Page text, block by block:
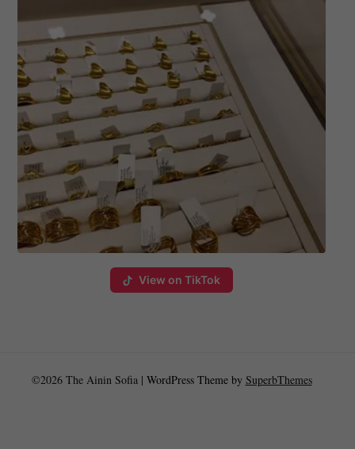
View on TikTok
©2026 The Ainin Sofia | WordPress Theme by SuperbThemes